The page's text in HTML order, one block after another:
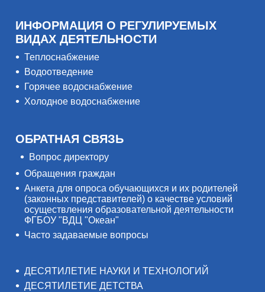
ИНФОРМАЦИЯ О РЕГУЛИРУЕМЫХ
ВИДАХ ДЕЯТЕЛЬНОСТИ
Теплоснабжение
Водоотведение
Горячее водоснабжение
Холодное водоснабжение
ОБРАТНАЯ СВЯЗЬ
Вопрос директору
Обращения граждан
Анкета для опроса обучающихся и их родителей
(законных представителей) о качестве условий
осуществления образовательной деятельности
ФГБОУ "ВДЦ "Океан"
Часто задаваемые вопросы
ДЕСЯТИЛЕТИЕ НАУКИ И ТЕХНОЛОГИЙ
ДЕСЯТИЛЕТИЕ ДЕТСТВА